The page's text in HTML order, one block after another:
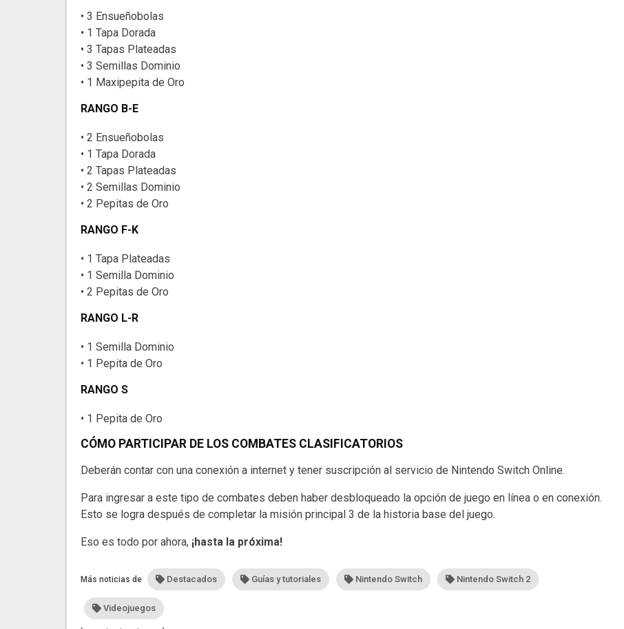
• 3 Ensueñobolas
• 1 Tapa Dorada
• 3 Tapas Plateadas
• 3 Semillas Dominio
• 1 Maxipepita de Oro
RANGO B-E
• 2 Ensueñobolas
• 1 Tapa Dorada
• 2 Tapas Plateadas
• 2 Semillas Dominio
• 2 Pepitas de Oro
RANGO F-K
• 1 Tapa Plateadas
• 1 Semilla Dominio
• 2 Pepitas de Oro
RANGO L-R
• 1 Semilla Dominio
• 1 Pepita de Oro
RANGO S
• 1 Pepita de Oro
CÓMO PARTICIPAR DE LOS COMBATES CLASIFICATORIOS
Deberán contar con una conexión a internet y tener suscripción al servicio de Nintendo Switch Online.
Para ingresar a este tipo de combates deben haber desbloqueado la opción de juego en línea o en conexión.
Esto se logra después de completar la misión principal 3 de la historia base del juego.
Eso es todo por ahora, ¡hasta la próxima!
Más noticias de Destacados Guías y tutoriales Nintendo Switch Nintendo Switch 2
Videojuegos